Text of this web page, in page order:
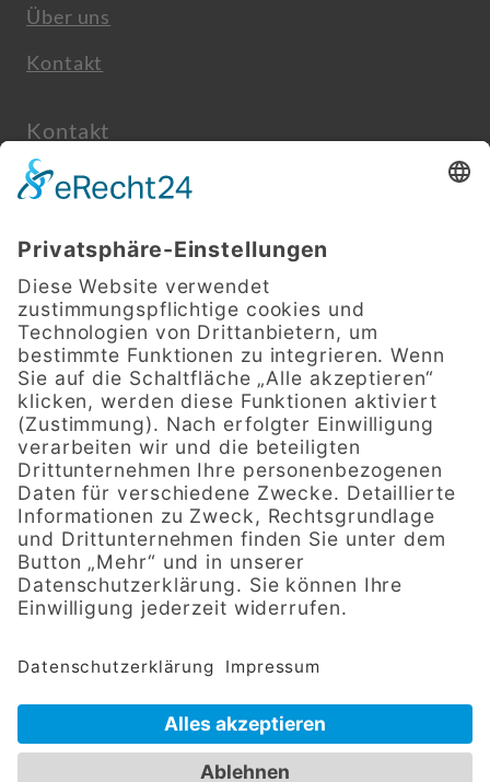
Über uns
Kontakt
Kontakt
info@kingkong-werbefabrik.de
Beim Ölsteg 4
97980 Bad Mergentheim
Geschäftszeiten
Mo. 08:00–12:00, 13:00–17:00 Uhr
Di. 08:00–12:00, 13:00–17:00 Uhr
Mi. 08:00–12:00, 13:00–17:00 Uhr
Do. 08:00–12:00, 13:00–17:00 Uhr
Fr. 08:00–12:00, 13:00–17:00 Uhr
Impressum|Datenschutz|Cookie-Einstellungen